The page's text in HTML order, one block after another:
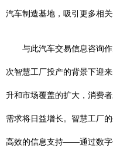
汽车制造基地，吸引更多相
与此汽车交易信息咨询
次智慧工厂投产的背景下迎
升和市场覆盖的扩大，消费
需求将日益增长。智慧工厂
高效的信息支持——通过数字